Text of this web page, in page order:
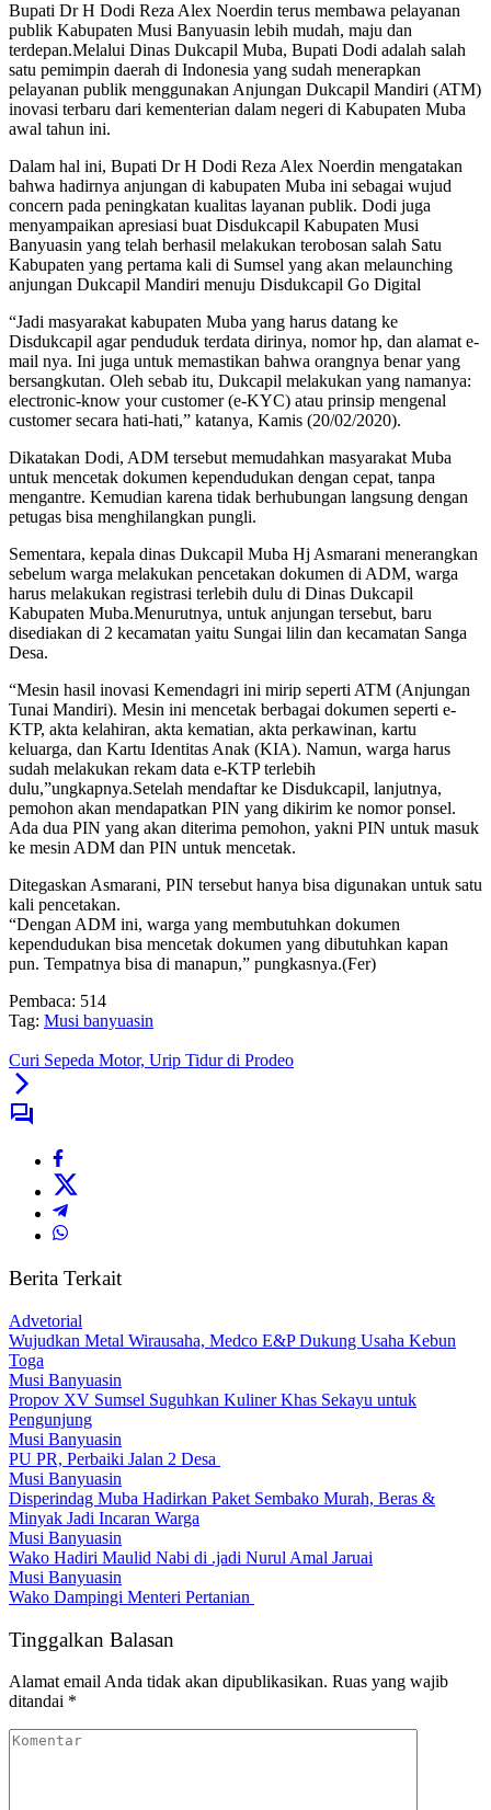
Bupati Dr H Dodi Reza Alex Noerdin terus membawa pelayanan
publik Kabupaten Musi Banyuasin lebih mudah, maju dan
terdepan.Melalui Dinas Dukcapil Muba, Bupati Dodi adalah salah
satu pemimpin daerah di Indonesia yang sudah menerapkan
pelayanan publik menggunakan Anjungan Dukcapil Mandiri (ATM)
inovasi terbaru dari kementerian dalam negeri di Kabupaten Muba
awal tahun ini.
Dalam hal ini, Bupati Dr H Dodi Reza Alex Noerdin mengatakan
bahwa hadirnya anjungan di kabupaten Muba ini sebagai wujud
concern pada peningkatan kualitas layanan publik. Dodi juga
menyampaikan apresiasi buat Disdukcapil Kabupaten Musi
Banyuasin yang telah berhasil melakukan terobosan salah Satu
Kabupaten yang pertama kali di Sumsel yang akan melaunching
anjungan Dukcapil Mandiri menuju Disdukcapil Go Digital
“Jadi masyarakat kabupaten Muba yang harus datang ke
Disdukcapil agar penduduk terdata dirinya, nomor hp, dan alamat e-
mail nya. Ini juga untuk memastikan bahwa orangnya benar yang
bersangkutan. Oleh sebab itu, Dukcapil melakukan yang namanya:
electronic-know your customer (e-KYC) atau prinsip mengenal
customer secara hati-hati,” katanya, Kamis (20/02/2020).
Dikatakan Dodi, ADM tersebut memudahkan masyarakat Muba
untuk mencetak dokumen kependudukan dengan cepat, tanpa
mengantre. Kemudian karena tidak berhubungan langsung dengan
petugas bisa menghilangkan pungli.
Sementara, kepala dinas Dukcapil Muba Hj Asmarani menerangkan
sebelum warga melakukan pencetakan dokumen di ADM, warga
harus melakukan registrasi terlebih dulu di Dinas Dukcapil
Kabupaten Muba.Menurutnya, untuk anjungan tersebut, baru
disediakan di 2 kecamatan yaitu Sungai lilin dan kecamatan Sanga
Desa.
“Mesin hasil inovasi Kemendagri ini mirip seperti ATM (Anjungan
Tunai Mandiri). Mesin ini mencetak berbagai dokumen seperti e-
KTP, akta kelahiran, akta kematian, akta perkawinan, kartu
keluarga, dan Kartu Identitas Anak (KIA). Namun, warga harus
sudah melakukan rekam data e-KTP terlebih
dulu,”ungkapnya.Setelah mendaftar ke Disdukcapil, lanjutnya,
pemohon akan mendapatkan PIN yang dikirim ke nomor ponsel.
Ada dua PIN yang akan diterima pemohon, yakni PIN untuk masuk
ke mesin ADM dan PIN untuk mencetak.
Ditegaskan Asmarani, PIN tersebut hanya bisa digunakan untuk satu
kali pencetakan.
“Dengan ADM ini, warga yang membutuhkan dokumen
kependudukan bisa mencetak dokumen yang dibutuhkan kapan
pun. Tempatnya bisa di manapun,” pungkasnya.(Fer)
Pembaca: 514
Tag: Musi banyuasin
Curi Sepeda Motor, Urip Tidur di Prodeo
Berita Terkait
Advetorial
Wujudkan Metal Wirausaha, Medco E&P Dukung Usaha Kebun
Toga
Musi Banyuasin
Propov XV Sumsel Suguhkan Kuliner Khas Sekayu untuk
Pengunjung
Musi Banyuasin
PU PR, Perbaiki Jalan 2 Desa
Musi Banyuasin
Disperindag Muba Hadirkan Paket Sembako Murah, Beras &
Minyak Jadi Incaran Warga
Musi Banyuasin
Wako Hadiri Maulid Nabi di .jadi Nurul Amal Jaruai
Musi Banyuasin
Wako Dampingi Menteri Pertanian
Tinggalkan Balasan
Alamat email Anda tidak akan dipublikasikan. Ruas yang wajib
ditandai *